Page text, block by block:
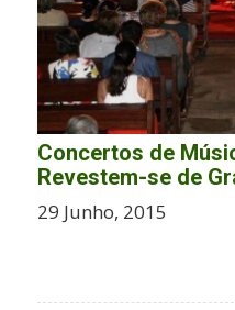
Concertos de
Revestem-se de
29 Junho, 2015